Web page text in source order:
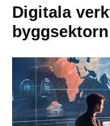
Digitala
byggsektorn